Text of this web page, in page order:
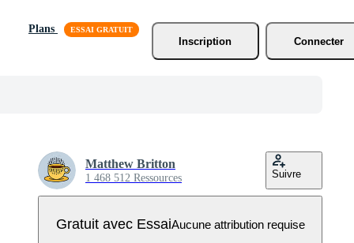
Plans
Inscription
Connecter
Matthew Britton
1 468 512 Ressources Suivre
Gratuit avec EssaiAucune attribution requise